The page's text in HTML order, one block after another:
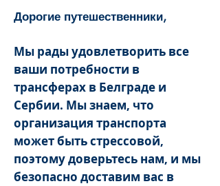
​Дорогие путешественники,
Мы рады удовлетворить все
ваши потребности в
трансферах в Белграде и
Сербии. Мы знаем, что
организация транспорта
может быть стрессовой,
поэтому доверьтесь нам, и мы
безопасно доставим вас в